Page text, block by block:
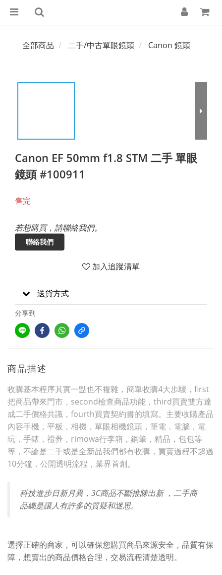
全部商品 二手/中古單眼鏡頭 Canon 鏡頭
Canon EF 50mm f1.8 STM 二手 單眼
鏡頭 #100911
售完
若想購買，請聯絡我們。
聯絡我們
加入追蹤清單
送貨方式
分享到
商品描述
收購基本程序其實一點也不複雜，簡單收購4大步驟，first
把商品帶來門市，second檢查商品功能，third買賣雙方達
成二手價格共識，fourth買賣契約書的填寫。主要收購產品
內容手機，平板，相機，單眼相機鏡頭，筆電，電腦，電
玩，手錶，禮券，rimowa行李箱，鋼筆，精品，包包等
等，不論是二手或是全新品我們都有收購，買賣過程不超過
10分鐘，公開透明流程，業界首創。
科技進步日新月異，3C商品不斷推陳出新 ，二手商
品總是讓人有許多的質疑和迷思。
選擇正確的商家，可以確保您購買商品來源安全，品質有保
障，想賣出的商品價格合理，交易流程清楚透明。